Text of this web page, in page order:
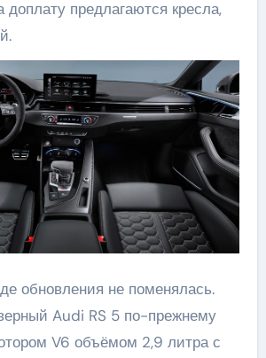
доплату предлагаются кресла,
обновления не поменялась.
Audi RS 5 по-прежнему
V6 объёмом 2,9 литра с